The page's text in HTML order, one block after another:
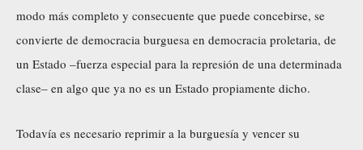
modo más completo y consecuente que puede concebirse, se
convierte de democracia burguesa en democracia proletaria, de
un Estado –fuerza especial para la represión de una determinada
clase– en algo que ya no es un Estado propiamente dicho.
Todavía es necesario reprimir a la burguesía y vencer su